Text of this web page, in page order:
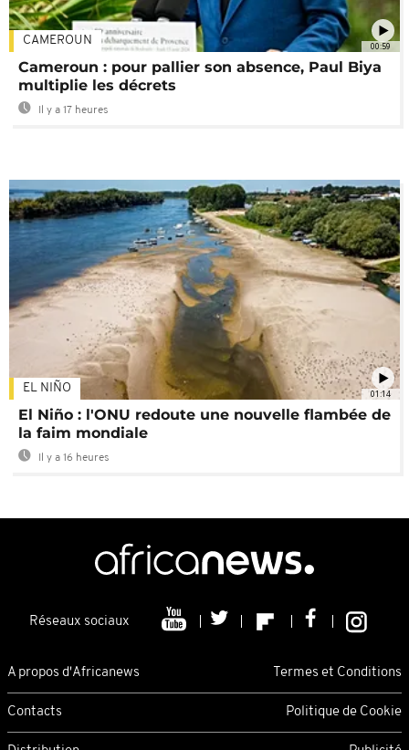
00:59
CAMEROUN
Cameroun : pour pallier son absence, Paul Biya
multiplie les décrets
Il y a 17 heures
01:14
EL NIÑO
El Niño : l'ONU redoute une nouvelle flambée de
la faim mondiale
Il y a 16 heures
Réseaux sociaux
A propos d'Africanews Termes et Conditions
Contacts Politique de Cookie